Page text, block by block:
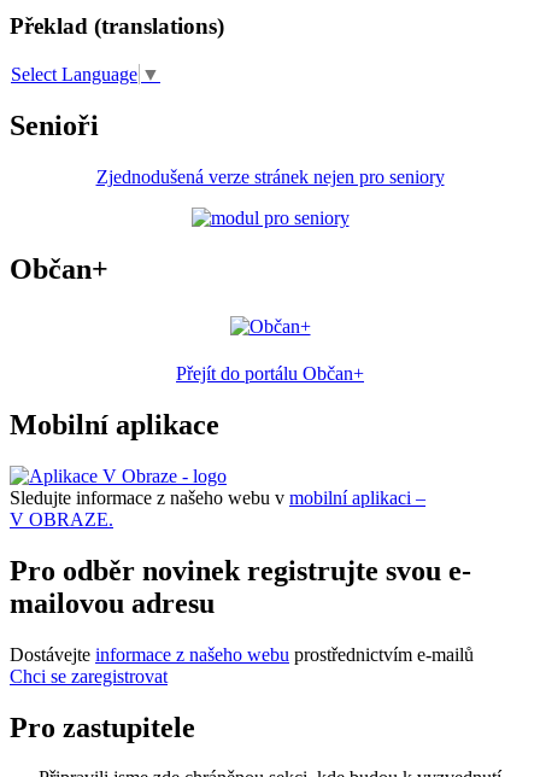
Překlad (translations)
Select Language ▼
Senioři
Zjednodušená verze stránek nejen pro seniory
Občan+
Přejít do portálu Občan+
Mobilní aplikace
Sledujte informace z našeho webu v mobilní aplikaci –
V OBRAZE.
Pro odběr novinek registrujte svou e-
mailovou adresu
Dostávejte informace z našeho webu prostřednictvím e-mailů
Chci se zaregistrovat
Pro zastupitele